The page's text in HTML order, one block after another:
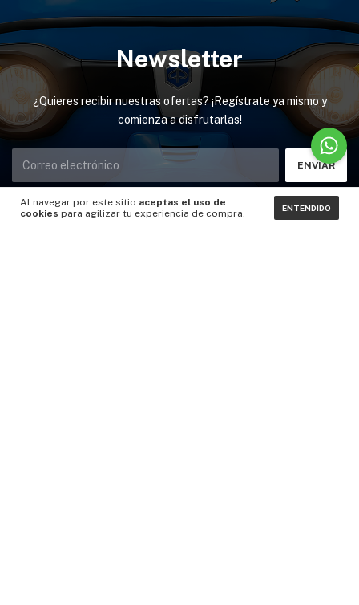
Al navegar por este sitio aceptas el uso de
cookies para agilizar tu experiencia de compra. ENTENDIDO
Newsletter
¿Quieres recibir nuestras ofertas? ¡Regístrate ya mismo y
comienza a disfrutarlas!